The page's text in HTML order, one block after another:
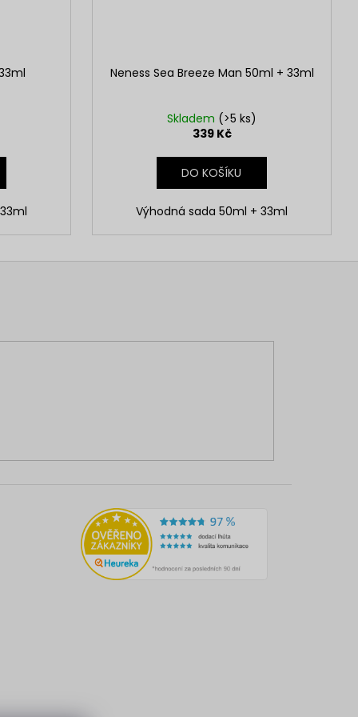
Neness Sea Breeze Man 50ml + 33ml
Skladem (>5 ks)
339 Kč
DO KOŠÍKU
Výhodná sada 50ml + 33ml